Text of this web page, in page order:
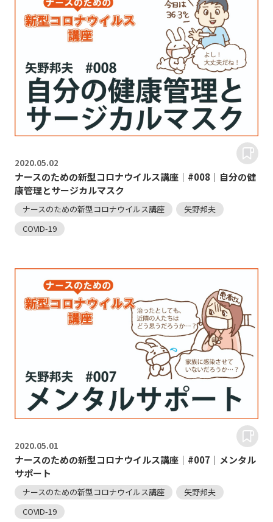
2020.05.02
ナースのための新型コロナウイルス講座｜#008｜自分の健
康管理とサージカルマスク
ナースのための新型コロナウイルス講座
矢野邦夫
COVID-19
2020.05.01
ナースのための新型コロナウイルス講座｜#007｜メンタル
サポート
ナースのための新型コロナウイルス講座
矢野邦夫
COVID-19